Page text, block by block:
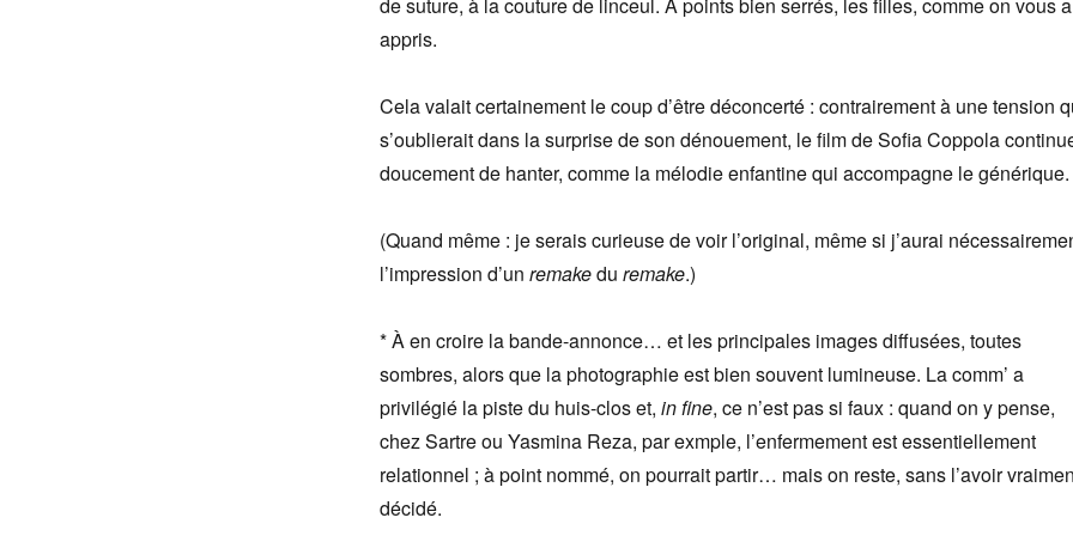
de suture, à la couture de linceul. À points bien serrés, les filles, comme on vous a
appris.
Cela valait certainement le coup d’être déconcerté : contrairement à une tension
s’oublierait dans la surprise de son dénouement, le film de Sofia Coppola
doucement de hanter, comme la mélodie enfantine qui accompagne le générique.
(Quand même : je serais curieuse de voir l’original, même si j’aurai
l’impression d’un remakedu remake.)
* À en croire la bande-annonce… et les principales images diffusées, toutes
sombres, alors que la photographie est bien souvent lumineuse. La comm’ a
privilégié la piste du huis-clos et, in fine, ce n’est pas si faux : quand on y pense,
chez Sartre ou Yasmina Reza, par exmple, l’enfermement est essentiellement
relationnel ; à point nommé, on pourrait partir… mais on reste, sans l’avoir
décidé.